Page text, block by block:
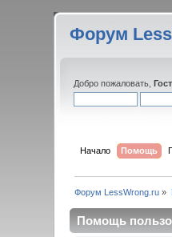
Форум
Добро пожаловать,
Начало Помощь
Форум LessWrong.ru »
Помощь